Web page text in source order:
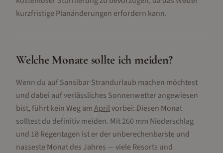
kurzfristige Planänderungen erfordern kann.
Welche Monate sollte ich meiden?
Wenn du auf Sansibar Strandurlaub machen möchtest
und dabei auf verlässliches Sonnenwetter angewiesen
bist, führt kein Weg amAprilvorbei: Diesen Monat
solltest du definitiv meiden. Mit 260 mm Niederschlag
und 18 Regentagen ist er der unberechenbarste und
nasseste Monat des Jahres — viele Resorts und